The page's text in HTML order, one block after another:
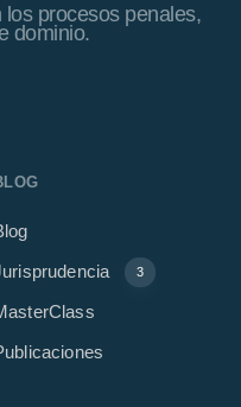
procesos penales,
dominio.
3